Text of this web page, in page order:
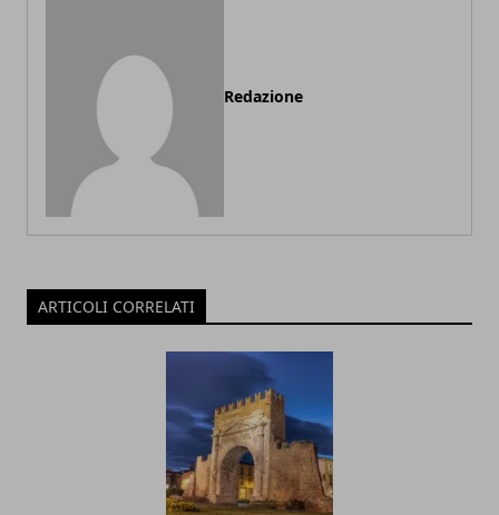
Redazione
ARTICOLI CORRELATI